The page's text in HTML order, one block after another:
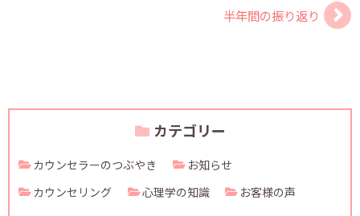
半年間の振り返り
カテゴリー
カウンセラーのつぶやき
お知らせ
カウンセリング
心理学の知識 お客様の声